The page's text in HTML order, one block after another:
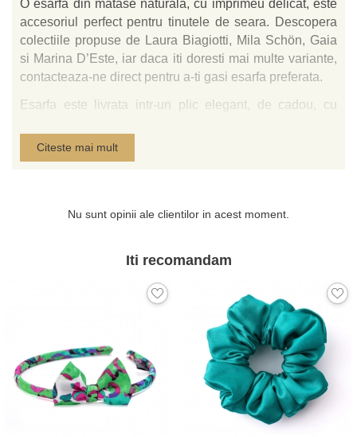
O esarfa din matase naturala, cu imprimeu delicat, este
accesoriul perfect pentru tinutele de seara. Descopera
colectiile propuse de Laura Biagiotti, Mila Schön, Gaia
si Marina D’Este, iar daca iti doresti mai multe variante,
contacteaza-ne direct pentru a-ti gasi esarfa preferata.
Esarfa este livrata intr-un plic elegant, de cadou, cu
Tie-Me-Up este importator in exclusivitate pentru
Citeste mai mult
Nu sunt opinii ale clientilor in acest moment.
Iti recomandam